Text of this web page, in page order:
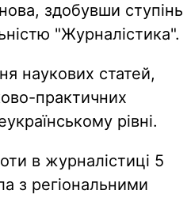
здобувши ступінь
"Журналістика".
наукових статей,
практичних
рівні.
в журналістиці 5
з регіональними